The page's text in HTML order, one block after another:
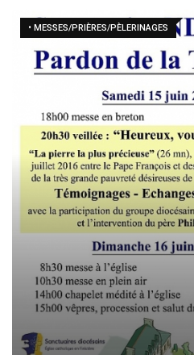
• MESSES/PRIÈRES/PÈLERINAGES